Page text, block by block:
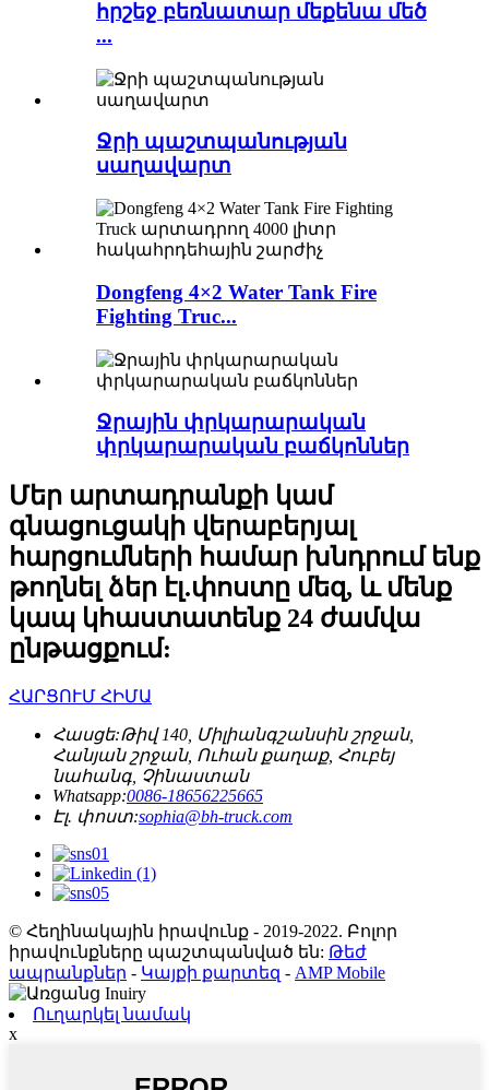
հրշեջ բեռնատար մեքենա մեծ
...
Ջրի պաշտպանության
սաղավարտ
Dongfeng 4×2 Water Tank Fire
Fighting Truc...
Ջրային փրկարարական
փրկարարական բաճկոններ
Մեր արտադրանքի կամ
գնացուցակի վերաբերյալ
հարցումների համար խնդրում ենք
թողնել ձեր էլ.փոստը մեզ, և մենք
կապ կհաստատենք 24 ժամվա
ընթացքում:
ՀԱՐՑՈՒՄ ՀԻՄԱ
Հասցե:Թիվ 140, Միլիանգշանսին շրջան,
Հանյան շրջան, Ուհան քաղաք, Հուբեյ
նահանգ, Չինաստան
Whatsapp:0086-18656225665
Էլ. փոստ:sophia@bh-truck.com
© Հեղինակային իրավունք - 2019-2022. Բոլոր
իրավունքները պաշտպանված են: Թեժ
ապրանքներ - Կայքի քարտեզ - AMP Mobile
Ուղարկել նամակ
x